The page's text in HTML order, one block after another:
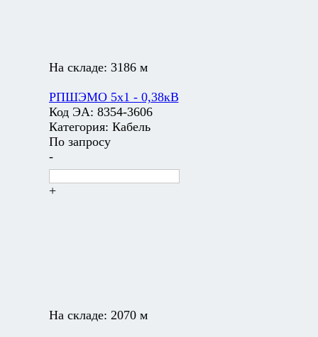
На складе: 3186 м
РПШЭМО 5х1 - 0,38кВ
Код ЭА: 8354-3606
Категория: Кабель
По запросу
-
+
На складе: 2070 м